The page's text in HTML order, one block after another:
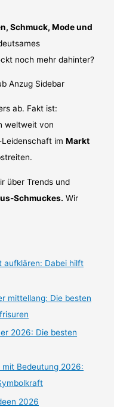
Schmuck, Mode und
noch mehr dahinter?
ab. Fakt ist:
weltweit von
Leidenschaft imMarkt
über Trends und
Schmuckes. Wir
aufklären: Dabei hilft
mittellang: Die besten
2026: Die besten
Bedeutung 2026:
2026